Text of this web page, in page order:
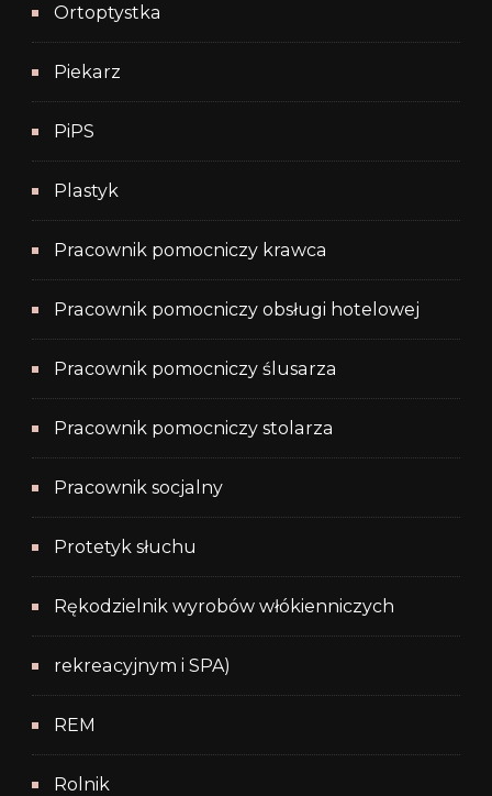
Ortoptystka
Piekarz
PiPS
Plastyk
Pracownik pomocniczy krawca
Pracownik pomocniczy obsługi hotelowej
Pracownik pomocniczy ślusarza
Pracownik pomocniczy stolarza
Pracownik socjalny
Protetyk słuchu
Rękodzielnik wyrobów włókienniczych
rekreacyjnym i SPA)
REM
Rolnik